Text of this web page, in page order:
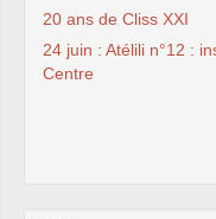
20 ans de Cliss XXI
24 juin : Atélili n°12 :
Centre